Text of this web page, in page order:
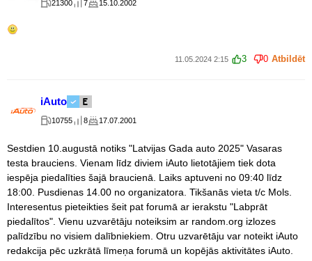
21300 7 15.10.2002
11.05.2024 2:15 3 0 Atbildēt
iAuto
10755 8 17.07.2001
Sestdien 10.augustā notiks "Latvijas Gada auto 2025" Vasaras
testa brauciens. Vienam līdz diviem iAuto lietotājiem tiek dota
iespēja piedalīties šajā braucienā. Laiks aptuveni no 09:40 līdz
18:00. Pusdienas 14.00 no organizatora. Tikšanās vieta t/c Mols.
Interesentus pieteikties šeit pat forumā ar ierakstu "Labprāt
piedalītos". Vienu uzvarētāju noteiksim ar random.org izlozes
palīdzību no visiem dalībniekiem. Otru uzvarētāju var noteikt iAuto
redakcija pēc uzkrātā līmeņa forumā un kopējās aktivitātes iAuto.